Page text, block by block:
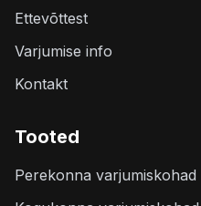
Ettevõttest
Varjumise info
Kontakt
Tooted
Perekonna varjumiskohad